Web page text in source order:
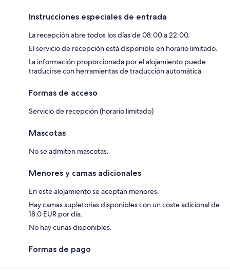
Instrucciones especiales de entrada
La recepción abre todos los días de 08:00 a 22:00.
El servicio de recepción está disponible en horario limitado.
La información proporcionada por el alojamiento puede
traducirse con herramientas de traducción automática
Formas de acceso
Servicio de recepción (horario limitado)
Mascotas
No se admiten mascotas.
Menores y camas adicionales
En este alojamiento se aceptan menores.
Hay camas supletorias disponibles con un coste adicional de
18.0 EUR por día.
No hay cunas disponibles.
Formas de pago